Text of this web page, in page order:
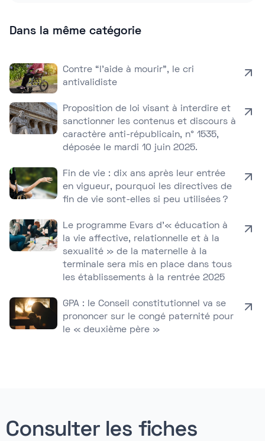
Dans la même catégorie
Contre “l’aide à mourir”, le cri
antivalidiste
Proposition de loi visant à interdire et
sanctionner les contenus et discours à
caractère anti-républicain, n° 1535,
déposée le mardi 10 juin 2025.
Fin de vie : dix ans après leur entrée
en vigueur, pourquoi les directives de
fin de vie sont-elles si peu utilisées ?
Le programme Evars d’« éducation à
la vie affective, relationnelle et à la
sexualité » de la maternelle à la
terminale sera mis en place dans tous
les établissements à la rentrée 2025
GPA : le Conseil constitutionnel va se
prononcer sur le congé paternité pour
le « deuxième père »
Consulter les fiches